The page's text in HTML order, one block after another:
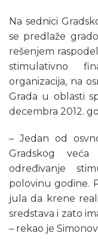
Na sednici
se predlaže
rešenjem
stimulativno
organizacija, na
Grada u oblasti
decembra 2012.
– Jedan od
Gradskog
određivanje
polovinu godine.
jula da krene
sredstava i zato
– rekao je